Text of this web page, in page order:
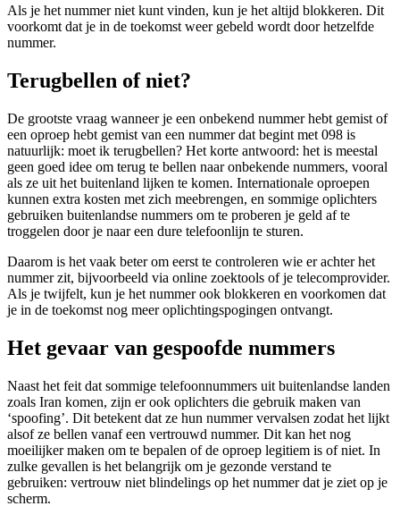
Als je het nummer niet kunt vinden, kun je het altijd blokkeren. Dit
voorkomt dat je in de toekomst weer gebeld wordt door hetzelfde
nummer.
Terugbellen of niet?
De grootste vraag wanneer je een onbekend nummer hebt gemist of
een oproep hebt gemist van een nummer dat begint met 098 is
natuurlijk: moet ik terugbellen? Het korte antwoord: het is meestal
geen goed idee om terug te bellen naar onbekende nummers, vooral
als ze uit het buitenland lijken te komen. Internationale oproepen
kunnen extra kosten met zich meebrengen, en sommige oplichters
gebruiken buitenlandse nummers om te proberen je geld af te
troggelen door je naar een dure telefoonlijn te sturen.
Daarom is het vaak beter om eerst te controleren wie er achter het
nummer zit, bijvoorbeeld via online zoektools of je telecomprovider.
Als je twijfelt, kun je het nummer ook blokkeren en voorkomen dat
je in de toekomst nog meer oplichtingspogingen ontvangt.
Het gevaar van gespoofde nummers
Naast het feit dat sommige telefoonnummers uit buitenlandse landen
zoals Iran komen, zijn er ook oplichters die gebruik maken van
‘spoofing’. Dit betekent dat ze hun nummer vervalsen zodat het lijkt
alsof ze bellen vanaf een vertrouwd nummer. Dit kan het nog
moeilijker maken om te bepalen of de oproep legitiem is of niet. In
zulke gevallen is het belangrijk om je gezonde verstand te
gebruiken: vertrouw niet blindelings op het nummer dat je ziet op je
scherm.